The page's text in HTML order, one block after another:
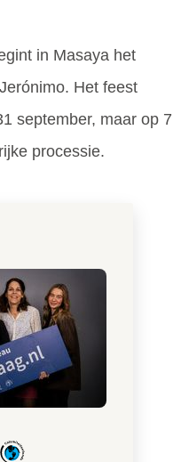
in Masaya het
Het feest
september, maar op 7
processie.